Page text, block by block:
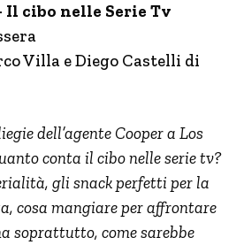
cibo nelle Serie Tv
Villa e Diego Castelli di
dell’agente Cooper a Los
conta il cibo nelle serie tv?
gli snack perfetti per la
cosa mangiare per affrontare
soprattutto, come sarebbe